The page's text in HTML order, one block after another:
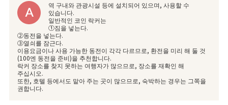
역 구내와 관광시설 등에 설치되어 있으며, 사용할 수
있습니다.
일반적인 코인 락커는
①짐을 넣는다.
②동전을 넣는다.
③열쇠를 잠근다.
이용요금이나 사용 가능한 동전이 각각 다르므로, 환전을 미리 해 둘 것
(100엔 동전을 준비)을 추천합니다.
락커 장소를 찾지 못하는 여행자가 많으므로, 장소를 재확인 해
주십시오.
또한, 호텔 등에서도 맡아 주는 곳이 많으므로, 숙박하는 경우는 그쪽을
권합니다.